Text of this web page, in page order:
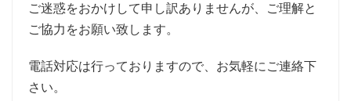
ご迷惑をおかけして申し訳ありませんが、ご理解と
ご協力をお願い致します。
電話対応は行っておりますので、お気軽にご連絡下
さい。